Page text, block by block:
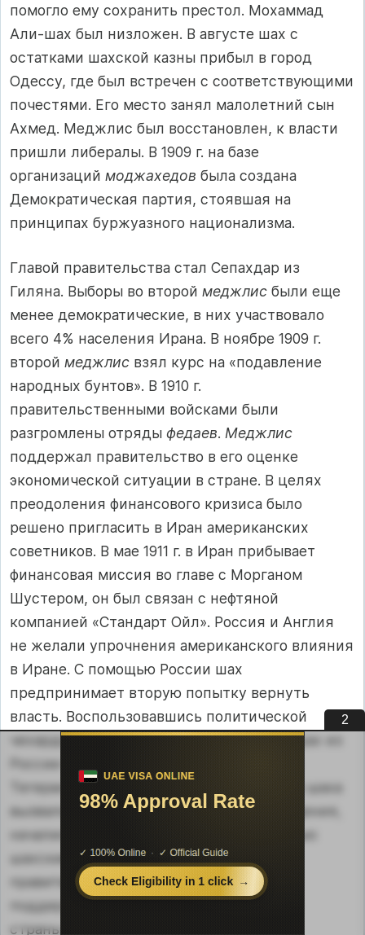
помогло ему сохранить престол. Мохаммад
Али-шах был низложен. В августе шах с
остатками шахской казны прибыл в город
Одессу, где был встречен с соответствующими
почестями. Его место занял малолетний сын
Ахмед. Меджлис был восстановлен, к власти
пришли либералы. В 1909 г. на базе
организаций моджахедов была создана
Демократическая партия, стоявшая на
принципах буржуазного национализма.
Главой правительства стал Сепахдар из
Гиляна. Выборы во второй меджлис были еще
менее демократические, в них участвовало
всего 4% населения Ирана. В ноябре 1909 г.
второй меджлис взял курс на «подавление
народных бунтов». В 1910 г.
правительственными войсками были
разгромлены отряды федаев. Меджлис
поддержал правительство в его оценке
экономической ситуации в стране. В целях
преодоления финансового кризиса было
решено пригласить в Иран американских
советников. В мае 1911 г. в Иран прибывает
финансовая миссия во главе с Морганом
Шустером, он был связан с нефтяной
компанией «Стандарт Ойл». Россия и Англия
не желали упрочнения американского влияния
в Иране. С помощью России шах
предпринимает вторую попытку вернуть
власть. Воспользовавшись политической
чехардой, в июле 1911 г. Мохаммад Али-шах из
России через Каспий начинает поход на
Тегеран. Известие о появлении бывшего шаха
вызвало новый взрыв народного возмущения,
начались митинги, демонстрации. Осенью
шахские отряды были разбиты
правительственными войсками при
поддержке федаев. Шах вновь бежал из
страны.
1